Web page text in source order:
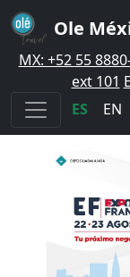
Ole
MX: +52 55
ext 101
ES
EN